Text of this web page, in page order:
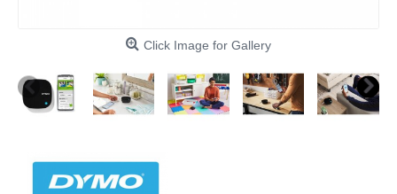
Click Image for Gallery